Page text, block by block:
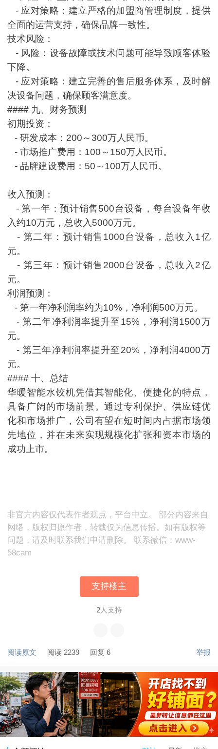
- 应对策略：建立严格的加盟商管理制度，提供
全面的运营支持，确保品牌一致性。
技术风险：
- 风险：设备故障或技术问题可能导致顾客体验
下降。
- 应对策略：建立完善的售后服务体系，及时解
决设备问题，确保顾客满意度。
#### 九、财务预测
初期投资：
- 研发成本：200～300万人民币。
- 市场推广费用：100～150万人民币。
- 品牌建设费用：50～100万人民币。
收入预测：
- 第一年：预计销售500台设备，每台设备年收
入约10万元，总收入5000万元。
- 第二年：预计销售1000台设备，总收入1亿
元。
- 第三年：预计销售2000台设备，总收入2亿
元。
利润预测：
- 第一年净利润率约为10%，净利润500万元。
- 第二年净利润率提升至15%，净利润1500万
元。
- 第三年净利润率提升至20%，净利润4000万
元。
#### 十、总结
华暖智能水饺机凭借其智能化、便捷化的特点，
具备广阔的市场前景。通过专利保护、供应链优
化和市场推广，公司有望在短时间内占据市场领
先地位，并在未来实现规模化扩张和资本市场的
成功上市。
非官方内容仅代表作者观点，平台中立。 部分内容来自
网络，版权归原作者，转载仅为信息传播。如有版权等
问题，请及时联系我们申请删除。 联系微信：www-
58cam
支持楼主
2人支持
阅读原文 阅读 2239 回复 6 举报